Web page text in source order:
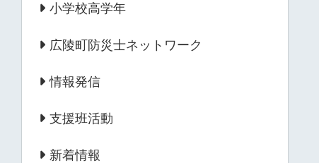
小学校高学年
広陵町防災士ネットワーク
情報発信
支援班活動
新着情報